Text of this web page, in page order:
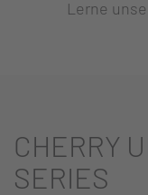
Lerne
CHERRY
SERIES